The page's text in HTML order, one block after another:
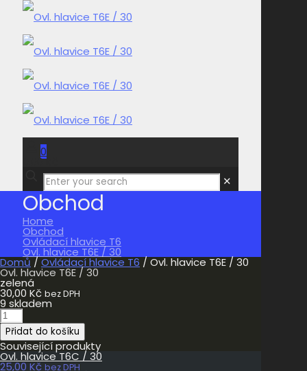
0
0,00 Kč
✕
Obchod
Home
Obchod
Ovládací hlavice T6
Ovl. hlavice T6E / 30
Domů / Ovládací hlavice T6 / Ovl. hlavice T6E / 30
Ovl. hlavice T6E / 30
zelená
30,00 Kč bez DPH
9 skladem
Ovl.
hlavice
T6E
/
30
množství
Přidat do košíku
Související produkty
Ovl. hlavice T6C / 30
25,00 Kč bez DPH